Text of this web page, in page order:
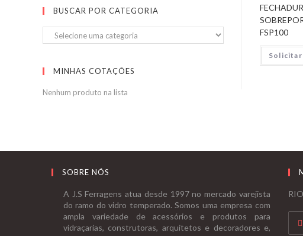
FSP100
Solicitar
BUSCAR POR CATEGORIA
MINHAS COTAÇÕES
Nenhum produto na lista
SOBRE NÓS
A J.S Ferragens atua desde 1997 no mercado varejista
do ramo do vidro temperado. Somos uma empresa com
ampla variedade de acessórios e produtos para
vidraçarias, construtoras, arquitetos e decoradores e,